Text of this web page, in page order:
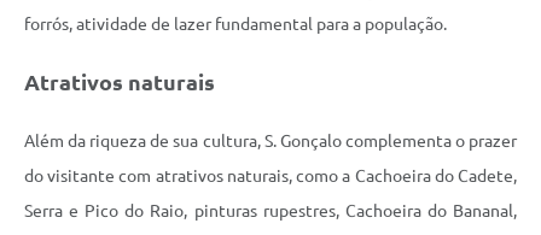
forrós, atividade de lazer fundamental para a população.
Atrativos naturais
Além da riqueza de sua cultura, S. Gonçalo complementa o prazer
do visitante com atrativos naturais, como a Cachoeira do Cadete,
Serra e Pico do Raio, pinturas rupestres, Cachoeira do Bananal,